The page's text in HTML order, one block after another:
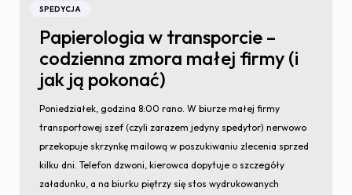
SPEDYCJA
Papierologia w transporcie –
codzienna zmora małej firmy (i
jak ją pokonać)
Poniedziałek, godzina 8:00 rano. W biurze małej firmy
transportowej szef (czyli zarazem jedyny spedytor) nerwowo
przekopuje skrzynkę mailową w poszukiwaniu zlecenia sprzed
kilku dni. Telefon dzwoni, kierowca dopytuje o szczegóły
załadunku, a na biurku piętrzy się stos wydrukowanych